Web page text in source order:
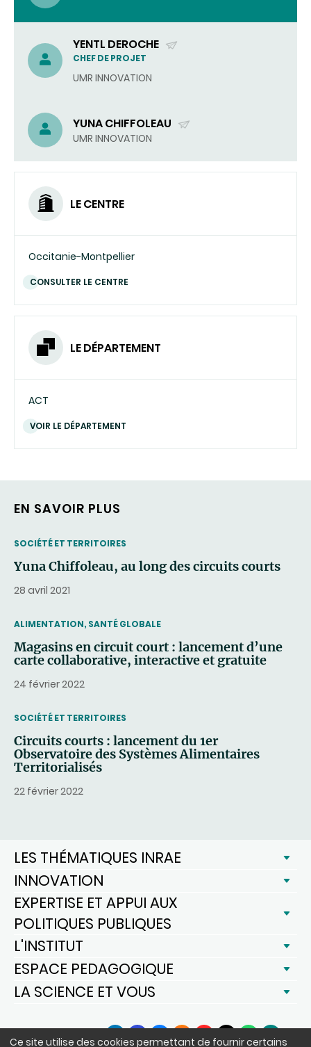
Ce site utilise des cookies permettant de fournir certains
YENTL DEROCHE
(ENVOYER
UN
CHEF DE PROJET
UMR INNOVATION
YUNA CHIFFOLEAU
(ENVOYER
COURRIEL)
UMR INNOVATION
LE CENTRE
Occitanie-Montpellier
CONSULTER LE CENTRE
LE DÉPARTEMENT
ACT
VOIR LE DÉPARTEMENT
EN SAVOIR PLUS
THEMATIC
SOCIÉTÉ ET TERRITOIRES
Yuna Chiffoleau, au long des circuits courts
28 avril 2021
THEMATIC
ALIMENTATION, SANTÉ GLOBALE
Magasins en circuit court : lancement d’une
carte collaborative, interactive et gratuite
24 février 2022
THEMATIC
SOCIÉTÉ ET TERRITOIRES
Circuits courts : lancement du 1er
Observatoire des Systèmes Alimentaires
Territorialisés
22 février 2022
LES THÉMATIQUES INRAE
INNOVATION
EXPERTISE ET APPUI AUX
POLITIQUES PUBLIQUES
L'INSTITUT
ESPACE PEDAGOGIQUE
LA SCIENCE ET VOUS
SUIVEZ-NOUS